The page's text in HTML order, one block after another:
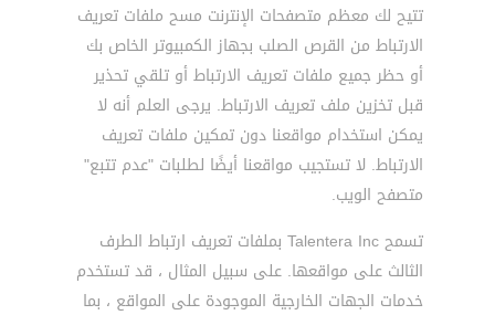
تتيح لك معظم متصفحات الإنترنت مسح ملفات تعريف
الارتباط من القرص الصلب بجهاز الكمبيوتر الخاص بك
أو حظر جميع ملفات تعريف الارتباط أو تلقي تحذير
قبل تخزين ملف تعريف الارتباط. يرجى العلم أنه لا
يمكن استخدام مواقعنا دون تمكين ملفات تعريف
الارتباط. لا تستجيب مواقعنا أيضًا لطلبات "عدم تتبع"
متصفح الويب.
تسمح Talentera Inc بملفات تعريف ارتباط الطرف
الثالث على مواقعها. على سبيل المثال ، قد تستخدم
خدمات الجهات الخارجية الموجودة على المواقع ، بما